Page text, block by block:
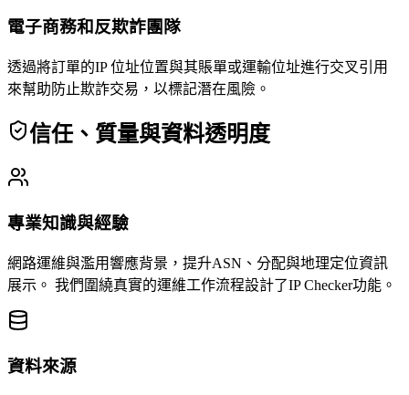
電子商務和反欺詐團隊
透過將訂單的IP 位址位置與其賬單或運輸位址進行交叉引用
來幫助防止欺詐交易，以標記潛在風險。
信任、質量與資料透明度
專業知識與經驗
網路運維與濫用響應背景，提升ASN、分配與地理定位資訊
展示。 我們圍繞真實的運維工作流程設計了IP Checker功能。
資料來源